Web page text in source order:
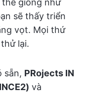
giống như
sẽ thấy triển
vọt. Mọi thứ
lại.
sẵn, PRojects IN
và